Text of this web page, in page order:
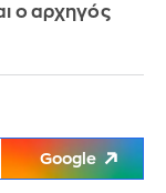
ο αρχηγός
Google